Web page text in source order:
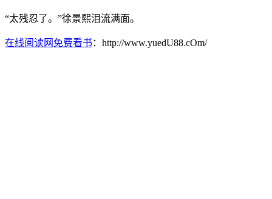
“太残忍了。”徐景熙泪流满面。
在线阅读网免费看书 ：http://www.yuedU88.cOm/